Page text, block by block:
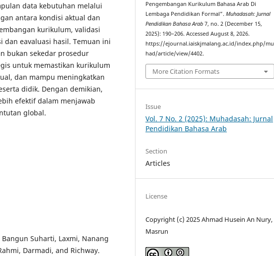
data kebutuhan melalui
antara kondisi aktual dan
kurikulum, validasi
eavaluasi hasil. Temuan ini
bukan sekedar prosedur
untuk memastikan kurikulum
dan mampu meningkatkan
didik. Dengan demikian,
efektif dalam menjawab
global.
Suharti, Laxmi, Nanang
Darmadi, and Richway.
Pengembangan Kurikulum Bahasa Arab Di
Lembaga Pendidikan Formal”.Muhadasah: Jurnal
Pendidikan Bahasa Arab 7, no. 2 (December 15,
2025): 190–206. Accessed August 8, 2026.
https://ejournal.iaiskjmalang.ac.id/index.php/mu
had/article/view/4402.
More Citation Formats
Issue
Vol. 7 No. 2 (2025): Muhadasah: Jurnal
Pendidikan Bahasa Arab
Section
Articles
License
Copyright (c) 2025 Ahmad Husein An Nury,
Masrun